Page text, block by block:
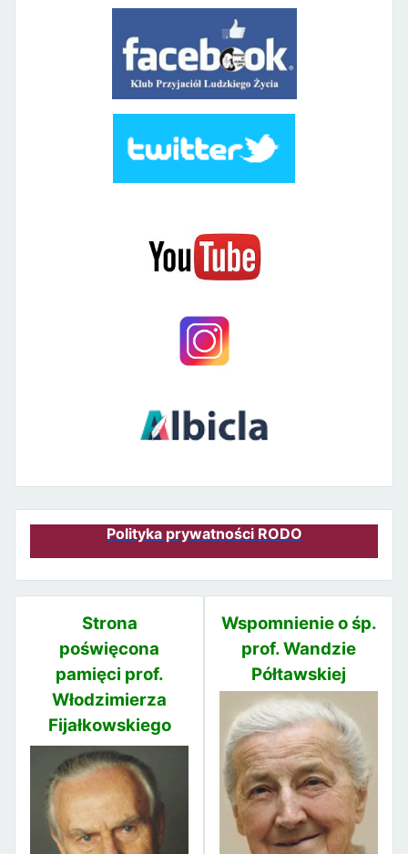
Polityka prywatności RODO
Strona
poświęcona
pamięci prof.
Włodzimierza
Fijałkowskiego
Wspomnienie o śp.
prof. Wandzie
Półtawskiej